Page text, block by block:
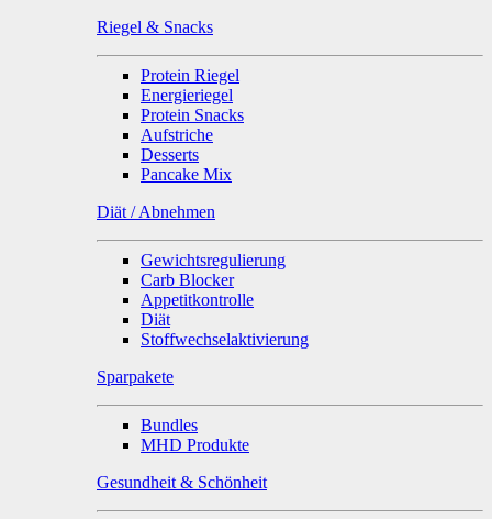
Riegel & Snacks
Protein Riegel
Energieriegel
Protein Snacks
Aufstriche
Desserts
Pancake Mix
Diät / Abnehmen
Gewichtsregulierung
Carb Blocker
Appetitkontrolle
Diät
Stoffwechselaktivierung
Sparpakete
Bundles
MHD Produkte
Gesundheit & Schönheit